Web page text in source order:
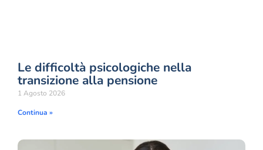
Le difficoltà psicologiche nella
transizione alla pensione
1 Agosto 2026
Continua »